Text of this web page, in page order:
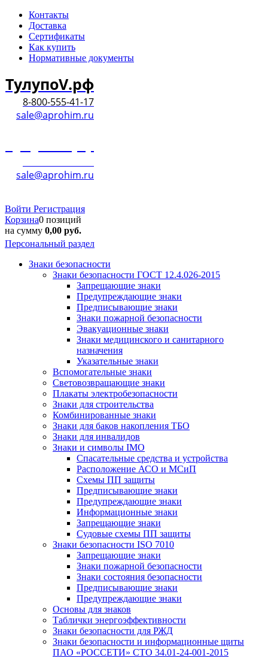
Контакты
Доставка
Сертификаты
Как купить
Нормативные документы
ТулупоV.рф
8-800-555-41-17
sale@aprohim.ru
sale@aprohim.ru
Войти Регистрация
Корзина0 позиций
на сумму 0,00 руб.
Персональный раздел
Знаки безопасности
Знаки безопасности ГОСТ 12.4.026-2015
Запрещающие знаки
Предупреждающие знаки
Предписывающие знаки
Знаки пожарной безопасности
Эвакуационные знаки
Знаки медицинского и санитарного
назначения
Указательные знаки
Вспомогательные знаки
Световозвращающие знаки
Плакаты электробезопасности
Знаки для строительства
Комбинированные знаки
Знаки для баков накопления ТБО
Знаки для инвалидов
Знаки и символы IMO
Спасательные средства и устройства
Расположение АСО и МСиП
Схемы ПП защиты
Предписывающие знаки
Предупреждающие знаки
Информационные знаки
Запрещающие знаки
Судовые схемы ПП защиты
Знаки безопасности ISO 7010
Запрещающие знаки
Знаки пожарной безопасности
Знаки состояния безопасности
Предписывающие знаки
Предупреждающие знаки
Основы для знаков
Таблички энергоэффективности
Знаки безопасности для РЖД
Знаки безопасности и информационные щиты
ПАО «РОССЕТИ» СТО 34.01-24-001-2015